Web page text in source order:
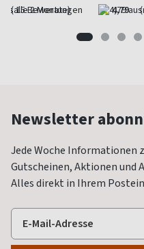
(alle 2 Monate) 4,79
Newsletter
Jede Woche Informationen
Gutscheinen, Aktionen und
Alles direkt in Ihrem